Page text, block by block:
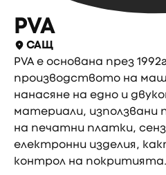
PVA
САЩ
PVA е основана през
производството на
нанасяне на едно и
материали, използвани
на печатни платки,
електронни изделия,
контрол на покритията.